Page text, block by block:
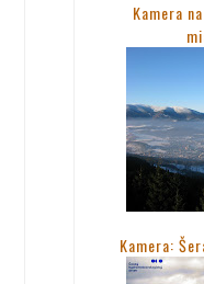
Kamera
Kamera: